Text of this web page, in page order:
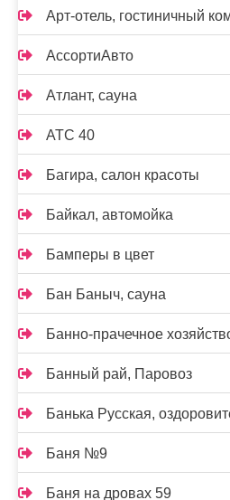
Арт-отель, гостиничный
АссортиАвто
Атлант, сауна
АТС 40
Багира, салон красоты
Байкал, автомойка
Бамперы в цвет
Бан Баныч, сауна
Банно-прачечное
Банный рай, Паровоз
Банька Русская,
Баня №9
Баня на дровах 59